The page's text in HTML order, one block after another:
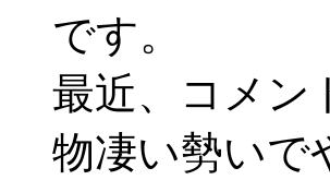
です。
最近、コメン
物凄い勢いで